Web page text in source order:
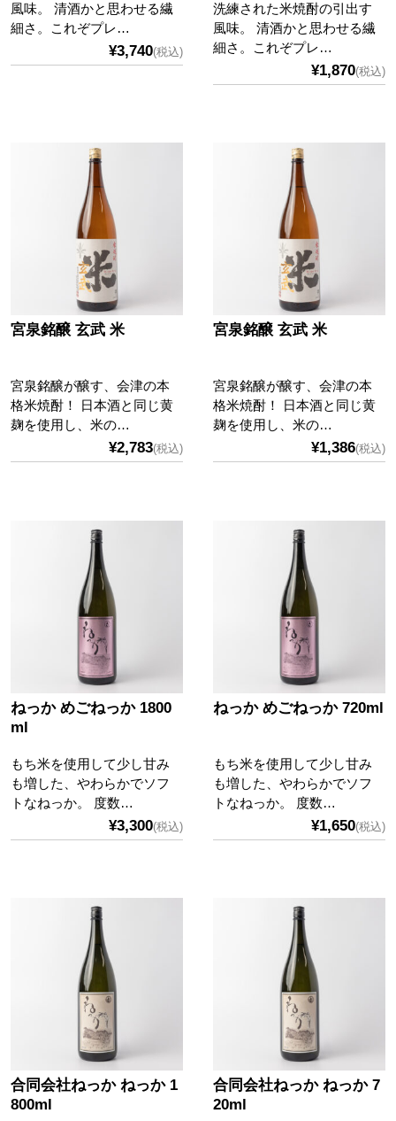
風味。 清酒かと思わせる繊
細さ。これぞプレ…
¥3,740(税込)
洗練された米焼酎の引出す
風味。 清酒かと思わせる繊
細さ。これぞプレ…
¥1,870(税込)
宮泉銘醸 玄武 米
宮泉銘醸が醸す、会津の本
格米焼酎！ 日本酒と同じ黄
麹を使用し、米の…
¥2,783(税込)
宮泉銘醸 玄武 米
宮泉銘醸が醸す、会津の本
格米焼酎！ 日本酒と同じ黄
麹を使用し、米の…
¥1,386(税込)
ねっか めごねっか 1800
ml
もち米を使用して少し甘み
も増した、やわらかでソフ
トなねっか。 度数…
¥3,300(税込)
ねっか めごねっか 720ml
もち米を使用して少し甘み
も増した、やわらかでソフ
トなねっか。 度数…
¥1,650(税込)
合同会社ねっか ねっか 1
800ml
合同会社ねっか ねっか 7
20ml